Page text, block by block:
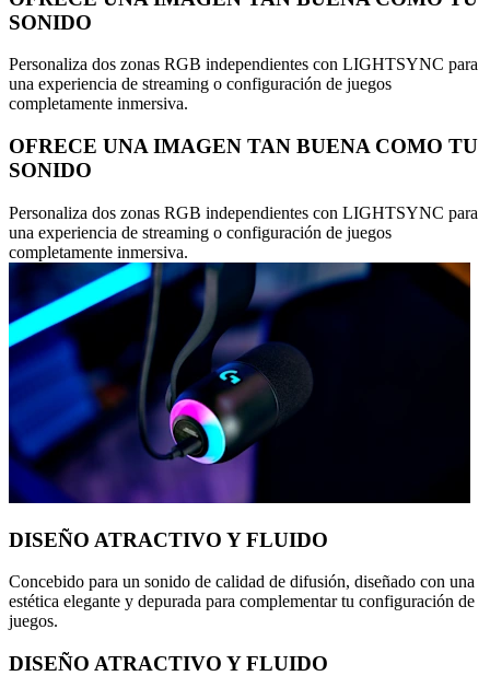
SONIDO
Personaliza dos zonas RGB independientes con LIGHTSYNC para
una experiencia de streaming o configuración de juegos
completamente inmersiva.
OFRECE UNA IMAGEN TAN BUENA COMO TU
SONIDO
Personaliza dos zonas RGB independientes con LIGHTSYNC para
una experiencia de streaming o configuración de juegos
completamente inmersiva.
DISEÑO ATRACTIVO Y FLUIDO
Concebido para un sonido de calidad de difusión, diseñado con una
estética elegante y depurada para complementar tu configuración de
juegos.
DISEÑO ATRACTIVO Y FLUIDO